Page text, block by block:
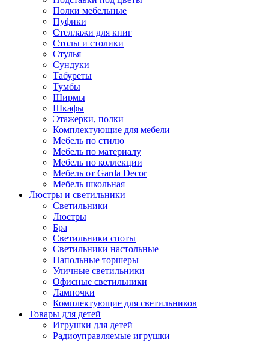
Полки мебельные
Пуфики
Стеллажи для книг
Столы и столики
Стулья
Сундуки
Табуреты
Тумбы
Ширмы
Шкафы
Этажерки, полки
Комплектующие для мебели
Мебель по стилю
Мебель по материалу
Мебель по коллекции
Мебель от Garda Decor
Мебель школьная
Люстры и светильники
Светильники
Люстры
Бра
Светильники споты
Светильники настольные
Напольные торшеры
Уличные светильники
Офисные светильники
Лампочки
Комплектующие для светильников
Товары для детей
Игрушки для детей
Радиоуправляемые игрушки